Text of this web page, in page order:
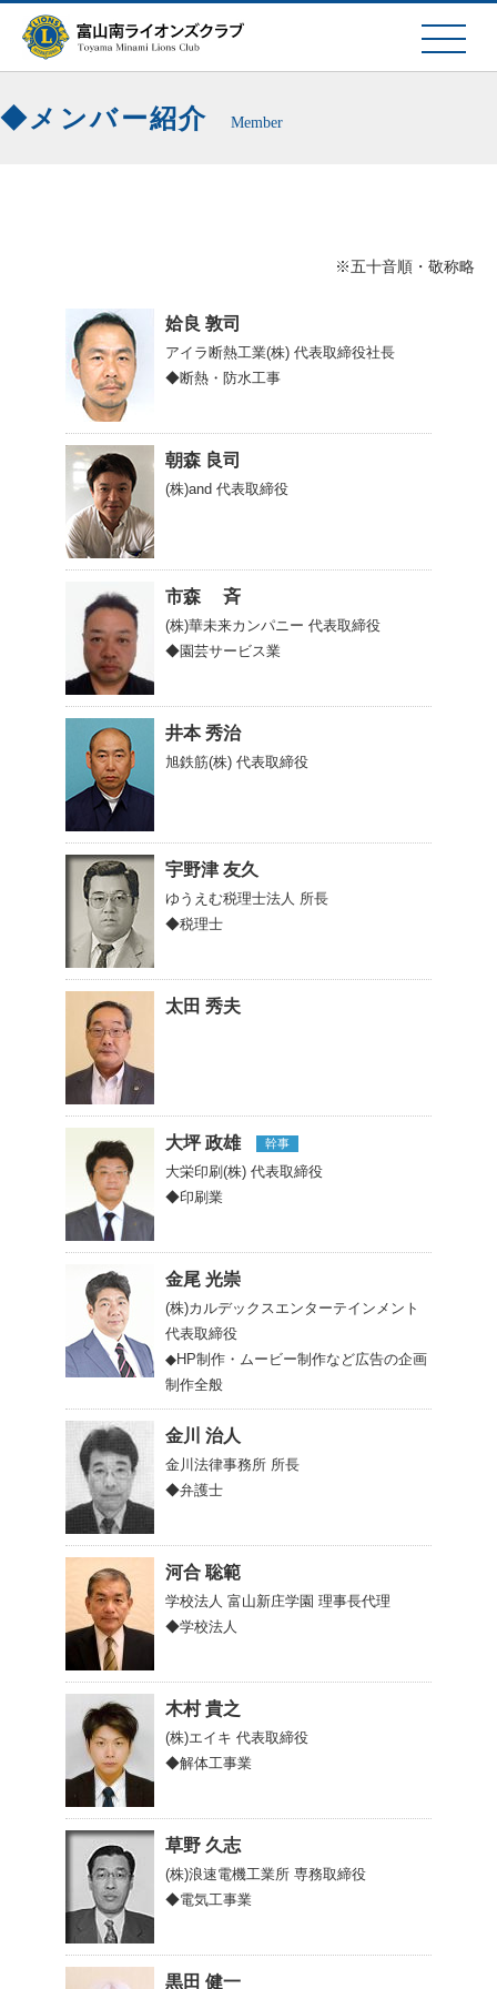
メンバー紹介 Member
※五十音順・敬称略
姶良 敦司
アイラ断熱工業(株) 代表取締役社長
◆断熱・防水工事
朝森 良司
(株)and 代表取締役
市森 斉
(株)華未来カンパニー 代表取締役
◆園芸サービス業
井本 秀治
旭鉄筋(株) 代表取締役
宇野津 友久
ゆうえむ税理士法人 所長
◆税理士
太田 秀夫
大坪 政雄 幹事
大栄印刷(株) 代表取締役
◆印刷業
金尾 光崇
(株)カルデックスエンターテインメント
代表取締役
◆HP制作・ムービー制作など広告の企画
制作全般
金川 治人
金川法律事務所 所長
◆弁護士
河合 聡範
学校法人 富山新庄学園 理事長代理
◆学校法人
木村 貴之
(株)エイキ 代表取締役
◆解体工事業
草野 久志
(株)浪速電機工業所 専務取締役
◆電気工事業
黒田 健一